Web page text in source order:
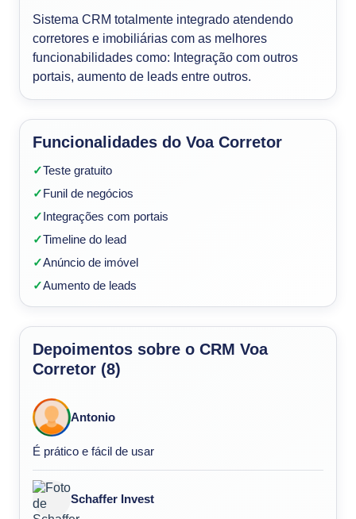
Sistema CRM totalmente integrado atendendo
corretores e imobiliárias com as melhores
funcionabilidades como: Integração com outros
portais, aumento de leads entre outros.
Funcionalidades do Voa Corretor
✓Teste gratuito
✓Funil de negócios
✓Integrações com portais
✓Timeline do lead
✓Anúncio de imóvel
✓Aumento de leads
Depoimentos sobre o CRM Voa
Corretor (8)
Antonio
É prático e fácil de usar
Schaffer Invest